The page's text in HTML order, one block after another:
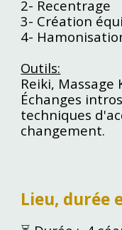
2- Recentrage
3- Création
4-
Outils:
Reiki,
Échanges
techniques
changement.
Lieu, durée